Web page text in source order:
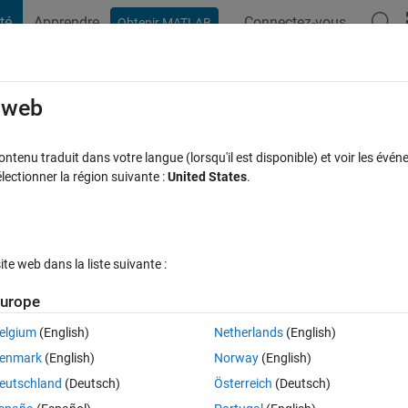
Apprendre Obtenir MATLAB Connectez-vous
a large matrix ?
exported some data into matlab which contains nearly 16,000 rows
and next columns contain various data fields like CO2 etc. what
traduit dans votre langue (lorsqu'il est disponible) et voir les
la région suivante :United States.
web dans la liste suivante :
(English)
(English)
(Deutsch)
Netherlands(English)
Norway(English)
Österreich (Deutsch)